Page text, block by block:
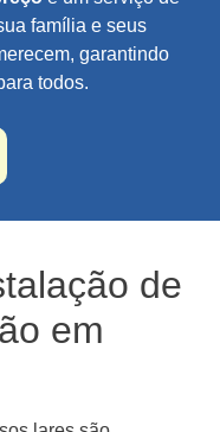
família e seus
garantindo
todos.
de
em